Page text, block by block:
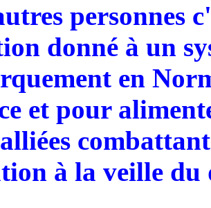
personnes
donné à un
en
et pour
à la veille du